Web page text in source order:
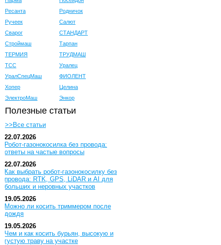
Ресанта
Родничок
Ручеек
Салют
Сварог
СТАНДАРТ
Строймаш
Тарпан
ТЕРМИЯ
ТРУДМАШ
ТСС
Уралец
УралСпецМаш
ФИОЛЕНТ
Хопер
Целина
ЭлектроМаш
Энкор
Полезные статьи
>>Все статьи
22.07.2026
Робот-газонокосилка без провода:
ответы на частые вопросы
22.07.2026
Как выбрать робот-газонокосилку без
провода: RTK, GPS, LiDAR и AI для
больших и неровных участков
19.05.2026
Можно ли косить триммером после
дождя
19.05.2026
Чем и как косить бурьян, высокую и
густую траву на участке